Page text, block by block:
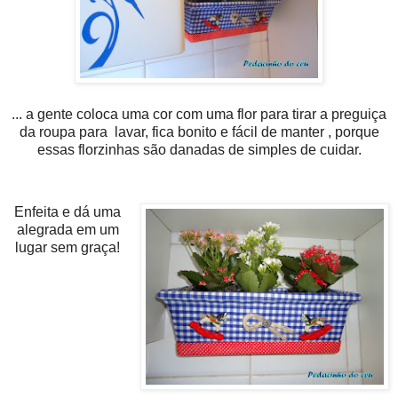
... a gente coloca uma cor com uma flor para tirar a preguiça
da roupa para lavar, fica bonito e fácil de manter , porque
essas florzinhas são danadas de simples de cuidar.
Enfeita e dá uma
alegrada em um
lugar sem graça!